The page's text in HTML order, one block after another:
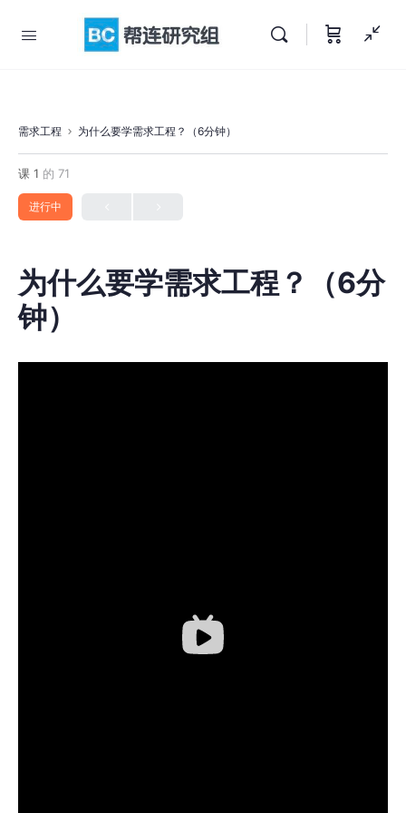
需求工程 为什么要学需求工程？（6分钟）
课 1 的 71
进行中
为什么要学需求工程？（6分
钟）